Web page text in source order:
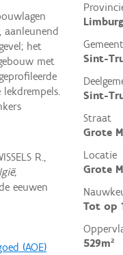
Limburg
Sint-
Sint-
Straat
Grote
Locatie
Grote
Tot op
529m²
aanleunend
het
met
R.,
eeuwen
(AOE)